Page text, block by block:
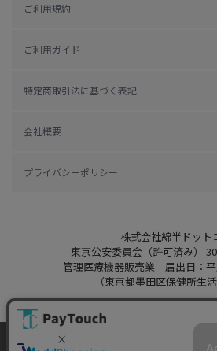
ご利用規約
ご利用ガイド
特定商取引法に基づく表記
会社概要
プライバシーポリシー
株式会社綿半ドット
東京公安委員会（許可済み）
管理医療機器販売業 届出日：平
（東京都墨田区保健所生活
当ウェブサイトでは、お客様により良い